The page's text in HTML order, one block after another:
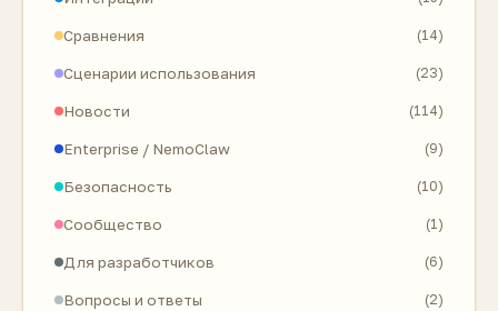
Сравнения (14)
Сценарии использования (23)
Новости (114)
Enterprise / NemoClaw (9)
Безопасность (10)
Сообщество (1)
Для разработчиков (6)
Вопросы и ответы (2)